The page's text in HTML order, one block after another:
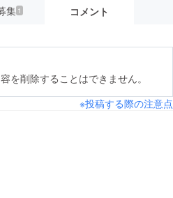
集 1 コメント
を削除することはできません。
※投稿する際の注意点